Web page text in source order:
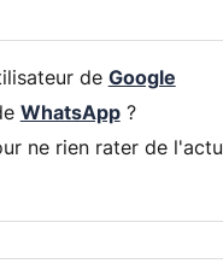
de Google
WhatsApp?
ne rien rater de l'actu